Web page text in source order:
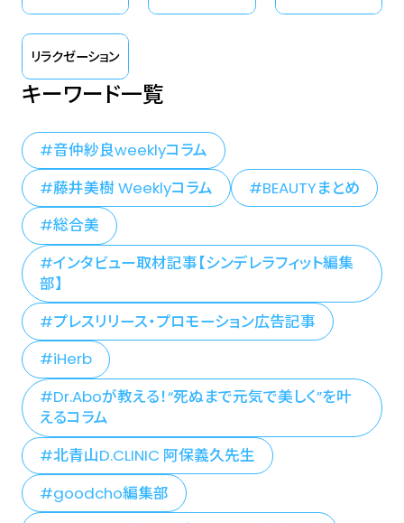
リラクゼーション
キーワード一覧
音仲紗良weeklyコラム
藤井美樹 Weeklyコラム
BEAUTYまとめ
総合美
インタビュー取材記事【シンデレラフィット編集
部】
プレスリリース・プロモーション広告記事
iHerb
Dr.Aboが教える！“死ぬまで元気で美しく”を叶
えるコラム
北青山D.CLINIC 阿保義久先生
goodcho編集部